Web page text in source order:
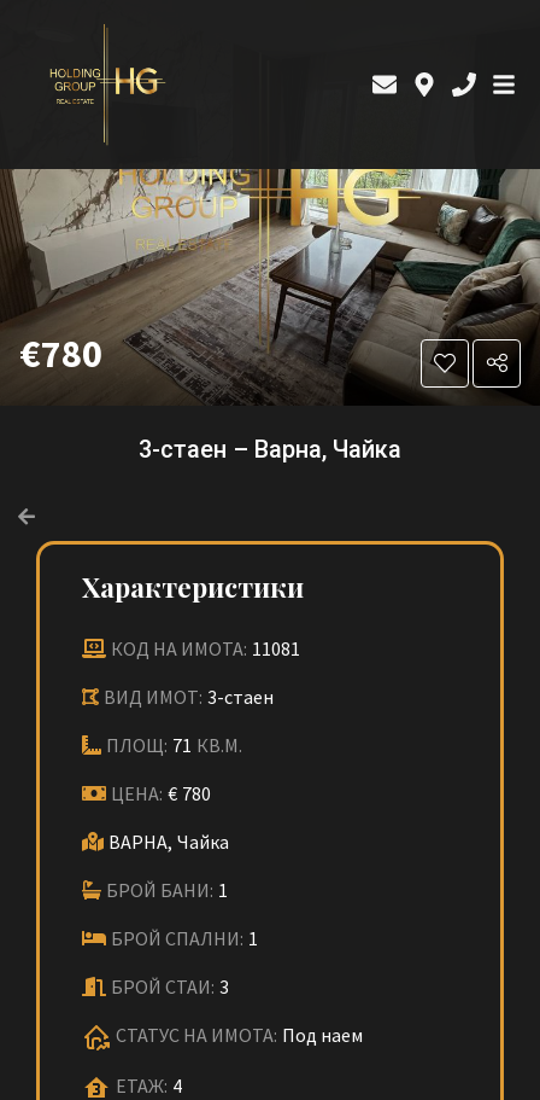
€780
3-стаен – Варна, Чайка
Характеристики
КОД НА ИМОТА: 11081
ВИД ИМОТ: 3-стаен
ПЛОЩ: 71 КВ.М.
ЦЕНА: € 780
ВАРНА, Чайка
БРОЙ БАНИ: 1
БРОЙ СПАЛНИ: 1
БРОЙ СТАИ: 3
СТАТУС НА ИМОТА: Под наем
ЕТАЖ: 4